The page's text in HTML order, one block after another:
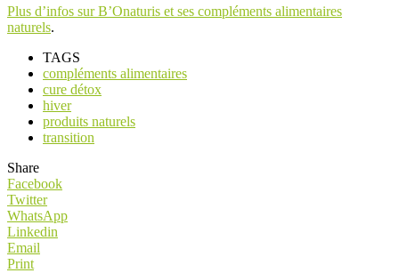
Plus d’infos sur B’Onaturis et ses compléments alimentaires
naturels.
TAGS
compléments alimentaires
cure détox
hiver
produits naturels
transition
Share
Facebook
Twitter
WhatsApp
Linkedin
Email
Print